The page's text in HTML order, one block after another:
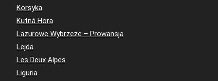
Korsyka
Kutná Hora
Lazurowe Wybrzeże – Prowansja
Lejda
Les Deux Alpes
Liguria